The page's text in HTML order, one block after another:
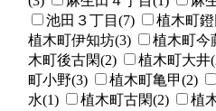
池田３丁目(7)
植木町
植木町伊知坊(3)
植木町今
木町後古閑(2)
植木町大井
町小野(3)
植木町亀甲(2)
水(1)
植木町古閑(2) 植